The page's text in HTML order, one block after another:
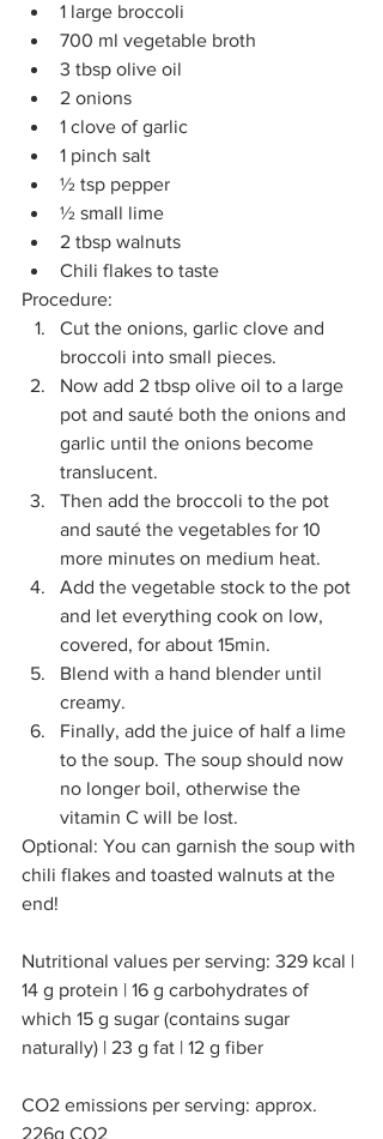
1 large broccoli
700 ml vegetable broth
3 tbsp olive oil
2 onions
1 clove of garlic
1 pinch salt
½ tsp pepper
½ small lime
2 tbsp walnuts
Chili flakes to taste
Procedure:
Cut the onions, garlic clove and
broccoli into small pieces.
Now add 2 tbsp olive oil to a large
pot and sauté both the onions and
garlic until the onions become
translucent.
Then add the broccoli to the pot
and sauté the vegetables for 10
more minutes on medium heat.
Add the vegetable stock to the pot
and let everything cook on low,
covered, for about 15min.
Blend with a hand blender until
creamy.
Finally, add the juice of half a lime
to the soup. The soup should now
no longer boil, otherwise the
vitamin C will be lost.
Optional: You can garnish the soup with
chili flakes and toasted walnuts at the
end!
Nutritional values per serving: 329 kcal |
14 g protein | 16 g carbohydrates of
which 15 g sugar (contains sugar
naturally) | 23 g fat | 12 g fiber
CO2 emissions per serving: approx.
226g CO2